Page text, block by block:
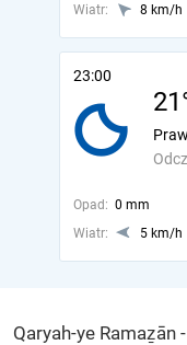
Wiatr: 8 km/h
23:00
Opad: 0 mm
Wiatr:
5 km/h
Qaryah-ye